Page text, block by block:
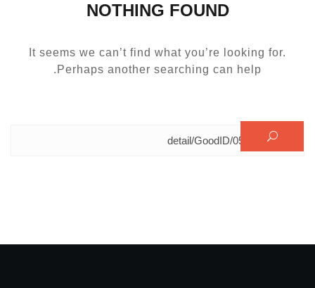
NOTHING FOUND
It seems we can’t find what you’re looking for.
Perhaps another searching can help.
البحث عن: